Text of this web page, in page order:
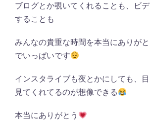
ブログとか覗いてくれることも、ビ
することも
みんなの貴重な時間を本当にありが
でいっぱいです
インスタライブも夜とかにしても、
見てくれてるのが想像できる
本当にありがとう